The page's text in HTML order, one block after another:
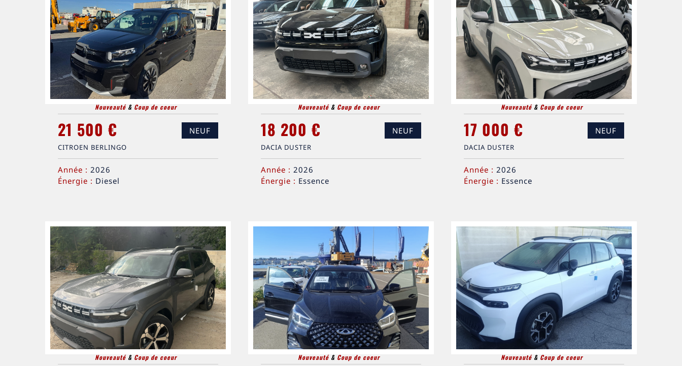
Nouveauté& Coup de coeur
21 500 € NEUF
CITROEN BERLINGO
Année : 2026
Énergie : Diesel
Nouveauté& Coup de coeur
18 200 € NEUF
DACIA DUSTER
Année : 2026
Énergie : Essence
Nouveauté& Coup de coeur
17 000 € NEUF
DACIA DUSTER
Année : 2026
Énergie : Essence
Nouveauté& Coup de coeur Nouveauté& Coup de coeur Nouveauté& Coup de coeur